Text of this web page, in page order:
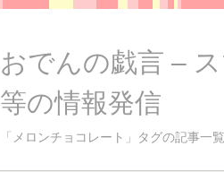
おでんの戯言 –
等の情報発信
「メロンチョコレート」タグの記事一覧